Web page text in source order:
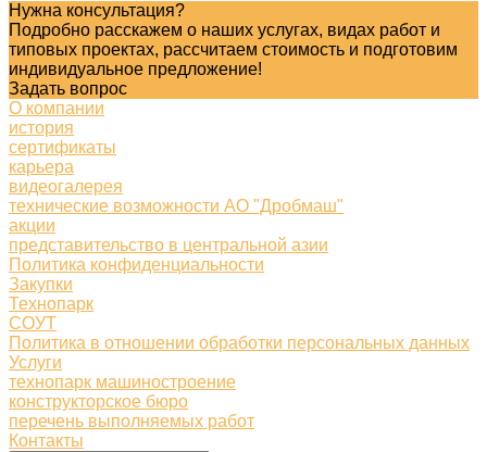
Нужна консультация?
Подробно расскажем о наших услугах, видах работ и
типовых проектах, рассчитаем стоимость и подготовим
индивидуальное предложение!
Задать вопрос
О компании
история
сертификаты
карьера
видеогалерея
технические возможности АО "Дробмаш"
акции
представительство в центральной азии
Политика конфиденциальности
Закупки
Технопарк
СОУТ
Политика в отношении обработки персональных данных
Услуги
технопарк машиностроение
конструкторское бюро
перечень выполняемых работ
Контакты